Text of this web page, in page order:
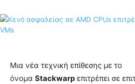
Μια νέα τεχνική επίθεσης με το
όνομα Stackwarp επιτρέπει σε